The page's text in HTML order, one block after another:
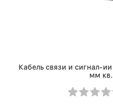
Кабель связи и сигнал-
мм